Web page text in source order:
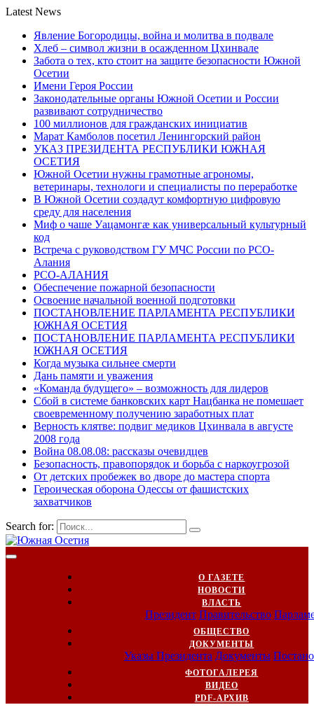
Latest News
Явление Богородицы, война и молитва в подвале
Хлеб – символ жизни в осажденном Цхинвале
Забота о тех, кто стоит на защите безопасности Южной
Осетии
Имени Героя России
Законодательные органы Южной Осетии и России
развивают сотрудничество
100 миллионов для гражданских инициатив
Марат Камболов посетил Ленингорский район
УКАЗ ПРЕЗИДЕНТА РЕСПУБЛИКИ ЮЖНАЯ
ОСЕТИЯ
Южной Осетии нужны грамотные агрономы,
ветеринары, технологи и специалисты по переработке
В Южной Осетии создадут комфортную цифровую
среду для населения
Миф о чаше Уацамонгæ как универсальный культурный
код
Встреча с руководством ГУ МЧС России по РСО-
Алания
РСО-АЛАНИЯ
Обеспечение пожарной безопасности
Освоение начальной военной подготовки
ПОСТАНОВЛЕНИЕ ПАРЛАМЕНТА РЕСПУБЛИКИ
ЮЖНАЯ ОСЕТИЯ
ПОСТАНОВЛЕНИЕ ПАРЛАМЕНТА РЕСПУБЛИКИ
ЮЖНАЯ ОСЕТИЯ
Когда музыка сильнее смерти
Дань памяти и уважения
«Команда будущего» – возможность для лидеров
Сбой в системе банковских карт Нацбанка не помешает
своевременному получению заработных плат
Верность клятве: подвиг медиков Цхинвала в августе
2008 года
Война 08.08.08: рассказы очевидцев
Безопасность, правопорядок и борьба с наркоугрозой
От детских пробежек во дворе до мастера спорта
Героическая оборона Одессы от фашистских
захватчиков
Search for:
О ГАЗЕТЕ
НОВОСТИ
ВЛАСТЬ
Президент Правительство
ОБЩЕСТВО
ДОКУМЕНТЫ
Указы Президента Документы
ФОТОГАЛЕРЕЯ
ВИДЕО
PDF-АРХИВ